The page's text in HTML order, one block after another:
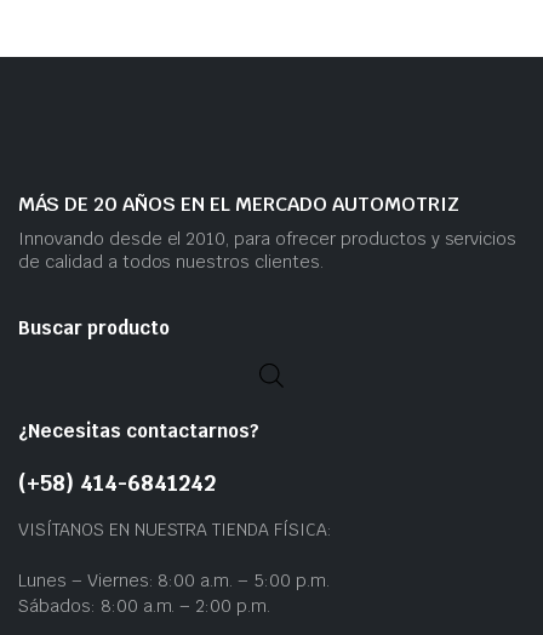
MÁS DE 20 AÑOS EN EL MERCADO AUTOMOTRIZ
Innovando desde el 2010, para ofrecer productos y servicios
de calidad a todos nuestros clientes.
Buscar producto
¿Necesitas contactarnos?
(+58) 414-6841242
VISÍTANOS EN NUESTRA TIENDA FÍSICA:
Lunes – Viernes: 8:00 a.m. – 5:00 p.m.
Sábados: 8:00 a.m. – 2:00 p.m.